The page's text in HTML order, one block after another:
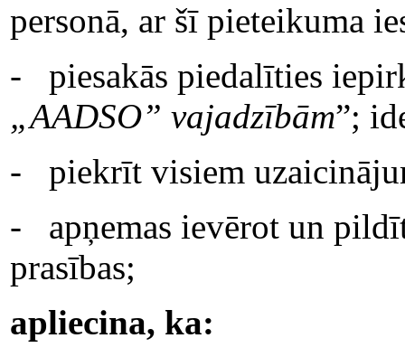
personā, ar šī pieteikuma
- piesakās piedalīties
„AADSO” vajadzībām”;
- piekrīt visiem
- apņemas ievērot un
prasības;
apliecina, ka: